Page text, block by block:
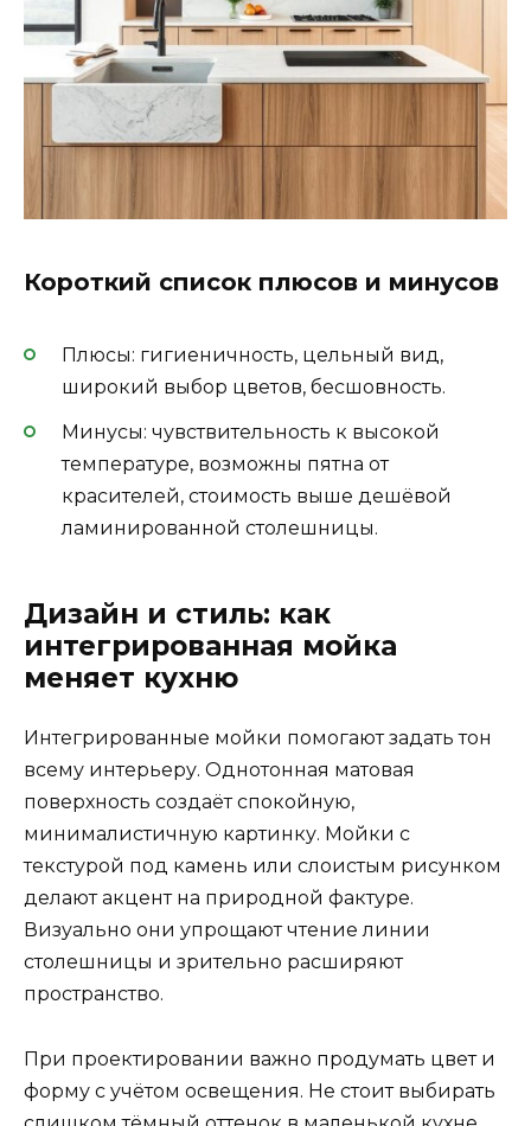
Короткий список плюсов и минусов
Плюсы: гигиеничность, цельный вид,
широкий выбор цветов, бесшовность.
Минусы: чувствительность к высокой
температуре, возможны пятна от
красителей, стоимость выше дешёвой
ламинированной столешницы.
Дизайн и стиль: как
интегрированная мойка
меняет кухню
Интегрированные мойки помогают задать тон
всему интерьеру. Однотонная матовая
поверхность создаёт спокойную,
минималистичную картинку. Мойки с
текстурой под камень или слоистым рисунком
делают акцент на природной фактуре.
Визуально они упрощают чтение линии
столешницы и зрительно расширяют
пространство.
При проектировании важно продумать цвет и
форму с учётом освещения. Не стоит выбирать